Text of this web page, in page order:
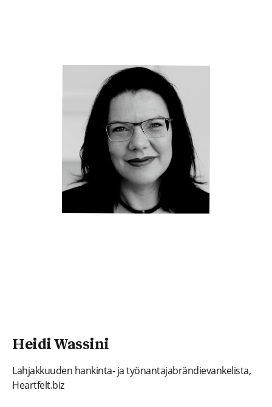
Heidi Wassini
Lahjakkuuden hankinta- ja työnantajabrändievankelista,
Heartfelt.biz